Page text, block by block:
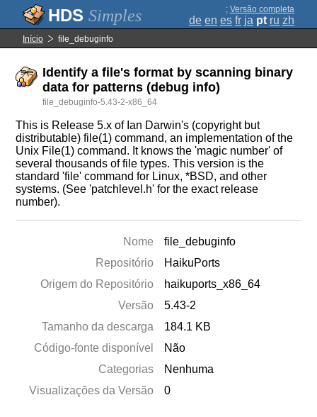
Simples ; Versão completa
de en es fr ja pt ru zh
Início file_debuginfo
Identify a file's format by scanning binary
data for patterns (debug info)
file_debuginfo-5.43-2-x86_64
This is Release 5.x of Ian Darwin's (copyright but
distributable) file(1) command, an implementation of the
Unix File(1) command. It knows the 'magic number' of
several thousands of file types. This version is the
standard 'file' command for Linux, *BSD, and other
systems. (See 'patchlevel.h' for the exact release
number).
Nome
file_debuginfo
Repositório
HaikuPorts
Origem do Repositório
haikuports_x86_64
Versão
5.43-2
Tamanho da descarga
184.1 KB
Código-fonte disponível
Não
Categorias
Nenhuma
Visualizações da Versão
0